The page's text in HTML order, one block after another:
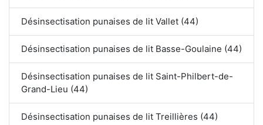
Désinsectisation punaises de lit Vallet (44)
Désinsectisation punaises de lit Basse-Goulaine (44)
Désinsectisation punaises de lit Saint-Philbert-de-
Grand-Lieu (44)
Désinsectisation punaises de lit Treillières (44)